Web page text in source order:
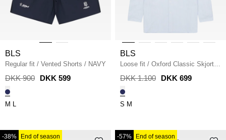
BLS
Regular fit / Vented Shorts / NAVY
DKK 900 DKK 599
M L
BLS
Loose fit / Oxford Classic Skjorte
/ LIGHT BLUE
DKK 1.100 DKK 699
S M
-38% End of season -57% End of season